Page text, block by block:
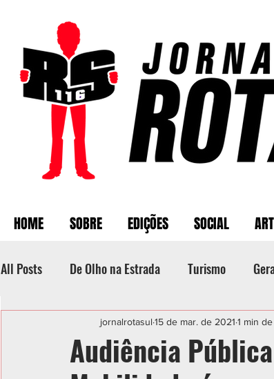
HOME SOBRE EDIÇÕES SOCIAL
All Posts De Olho na Estrada Turismo
Categoria sem título POLICIAL ESPORTE
Audiência
jornalrotasul 15 de mar. de 2021 1 min